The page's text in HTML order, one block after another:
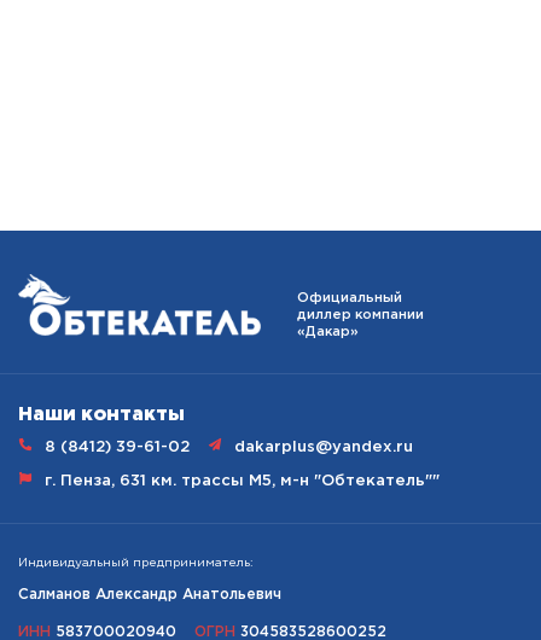
Наши контакты
8 (8412) 39-61-02 dakarplus@yandex.ru
г. Пенза, 631 км. трассы М5, м-н "Обтекатель""
Индивидуальный предприниматель:
Салманов Александр Анатольевич
ИНН 583700020940 ОГРН 304583528600252